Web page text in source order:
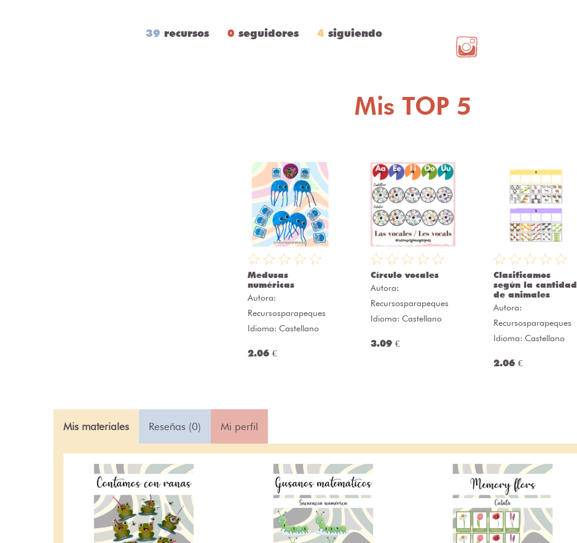
39 recursos 0 seguidores 4 siguiendo
Mis TOP 5
Medusas
numéricas
Autora:
Recursosparapeques
Idioma: Castellano
2.06 €
Círculo vocales
Autora:
Recursosparapeques
Idioma: Castellano
3.09 €
Clasificamos
según la cantidad
de animales
Autora:
Recursosparapeques
Idioma: Castellano
2.06 €
Mis materiales Reseñas (0) Mi perfil